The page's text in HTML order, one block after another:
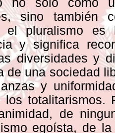
no sólo como
sino también
el pluralismo
y significa
diversidades y
de una sociedad
y
los totalitarismos.
de
egoísta, de